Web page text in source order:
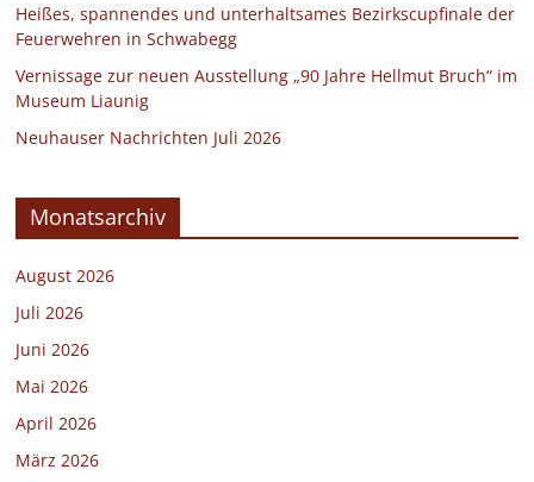
Heißes, spannendes und unterhaltsames Bezirkscupfinale der
Feuerwehren in Schwabegg
Vernissage zur neuen Ausstellung „90 Jahre Hellmut Bruch“ im
Museum Liaunig
Neuhauser Nachrichten Juli 2026
Monatsarchiv
August 2026
Juli 2026
Juni 2026
Mai 2026
April 2026
März 2026